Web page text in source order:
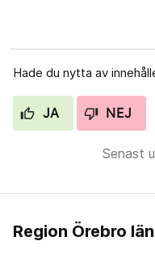
Hade du nytta av
JA NEJ
Senast
Region Örebro län